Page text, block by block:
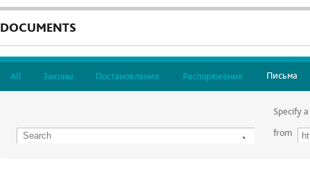
DOCUMENTS
All Законы Постановления Распоряжения Письма
Specify
from